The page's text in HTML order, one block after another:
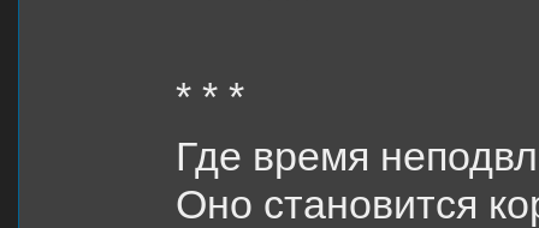
* * *
Где время
Оно становится